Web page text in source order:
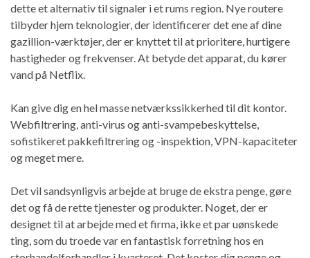
dette et alternativ til signaler i et rums region. Nye routere
tilbyder hjem teknologier, der identificerer det ene af dine
gazillion-værktøjer, der er knyttet til at prioritere, hurtigere
hastigheder og frekvenser. At betyde det apparat, du kører
vand på Netflix.
Kan give dig en hel masse netværkssikkerhed til dit kontor.
Webfiltrering, anti-virus og anti-svampebeskyttelse,
sofistikeret pakkefiltrering og -inspektion, VPN-kapaciteter
og meget mere.
Det vil sandsynligvis arbejde at bruge de ekstra penge, gøre
det og få de rette tjenester og produkter. Noget, der er
designet til at arbejde med et firma, ikke et par uønskede
ting, som du troede var en fantastisk forretning hos en